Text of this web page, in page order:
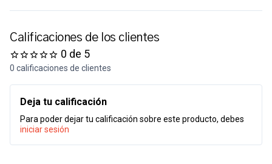
Calificaciones de los clientes
0 de 5
0 calificaciones de clientes
Deja tu calificación
Para poder dejar tu calificación sobre este producto, debes
iniciar sesión